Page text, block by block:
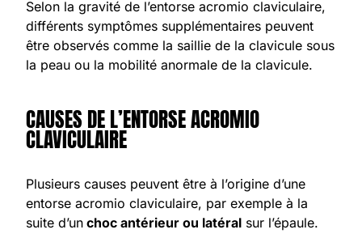
Selon la gravité de l’entorse acromio claviculaire,
différents symptômes supplémentaires peuvent
être observés comme la saillie de la clavicule sous
la peau ou la mobilité anormale de la clavicule.
CAUSES DE L’ENTORSE ACROMIO
CLAVICULAIRE
Plusieurs causes peuvent être à l’origine d’une
entorse acromio claviculaire, par exemple à la
suite d’un choc antérieur ou latéral sur l’épaule.